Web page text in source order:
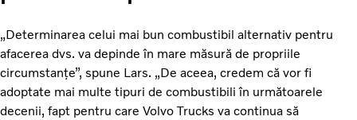
„Determinarea celui mai bun combustibil alternativ pentru
afacerea dvs. va depinde în mare măsură de propriile
circumstanțe”, spune Lars. „De aceea, credem că vor fi
adoptate mai multe tipuri de combustibili în următoarele
decenii, fapt pentru care Volvo Trucks va continua să